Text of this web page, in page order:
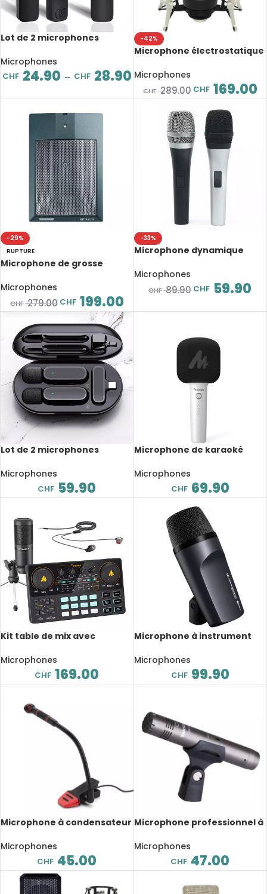
Lot de 2 microphones
Type-C
Microphones
CHF 24.90 – CHF 28.90
-42%
Microphone électrostatique
Sennheiser MK4, Set
complet
Microphones
CHF289.00 CHF 169.00
-29%
RUPTURE
Microphone de grosse
Microphones
CHF279.00 CHF 199.00
-33%
Microphone dynamique
performance sur scène, en
Microphones
CHF89.90 CHF 59.90
Lot de 2 microphones
de chargement portable,
Plug-and-Play, iOS et
Android
Microphones
CHF 59.90
Microphone de karaoké
intelligente, Bluetooth
Microphones
CHF 69.90
Kit table de mix avec
Audio, streaming en direct,
podcasting
Microphones
CHF 169.00
Microphone à instrument
qualité, cardioïde
Microphones
CHF 99.90
Microphone à condensateur
trompette
Microphones
CHF 45.00
Microphone professionnel à
résistant à l’humidité, 48V
Microphones
CHF 47.00